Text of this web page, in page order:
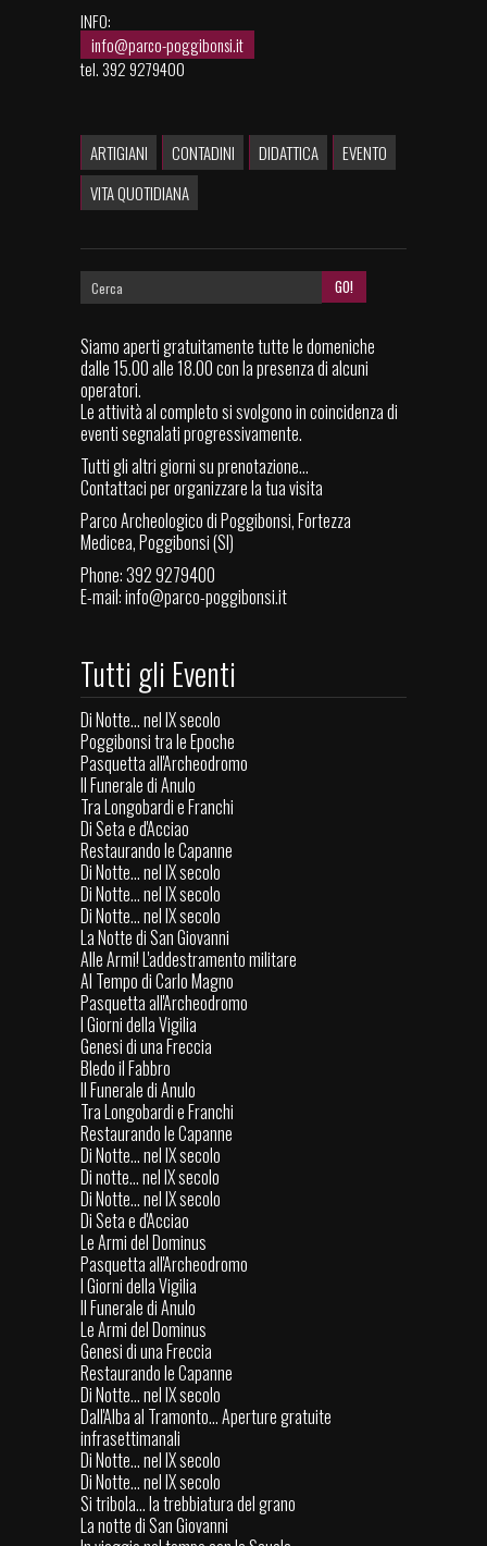
INFO:
info@parco-poggibonsi.it
tel. 392 9279400
ARTIGIANI CONTADINI DIDATTICA
EVENTO
VITA QUOTIDIANA
Siamo aperti gratuitamente tutte le domeniche
dalle 15.00 alle 18.00 con la presenza di alcuni
operatori.
Le attività al completo si svolgono in coincidenza di
eventi segnalati progressivamente.
Tutti gli altri giorni su prenotazione...
Contattaci per organizzare la tua visita
Parco Archeologico di Poggibonsi, Fortezza
Medicea, Poggibonsi (SI)
Phone: 392 9279400
E-mail:info@parco-poggibonsi.it
Tutti gli Eventi
Di Notte... nel IX secolo
Poggibonsi tra le Epoche
Pasquetta all'Archeodromo
Il Funerale di Anulo
Tra Longobardi e Franchi
Di Seta e d'Acciao
Restaurando le Capanne
Di Notte... nel IX secolo
Di Notte... nel IX secolo
Di Notte... nel IX secolo
La Notte di San Giovanni
Alle Armi! L'addestramento militare
Al Tempo di Carlo Magno
Pasquetta all'Archeodromo
I Giorni della Vigilia
Genesi di una Freccia
Bledo il Fabbro
Il Funerale di Anulo
Tra Longobardi e Franchi
Restaurando le Capanne
Di Notte... nel IX secolo
Di notte... nel IX secolo
Di Notte... nel IX secolo
Di Seta e d'Acciao
Le Armi del Dominus
Pasquetta all'Archeodromo
I Giorni della Vigilia
Il Funerale di Anulo
Le Armi del Dominus
Genesi di una Freccia
Restaurando le Capanne
Di Notte... nel IX secolo
Dall'Alba al Tramonto... Aperture gratuite
infrasettimanali
Di Notte... nel IX secolo
Di Notte... nel IX secolo
Si tribola... la trebbiatura del grano
La notte di San Giovanni